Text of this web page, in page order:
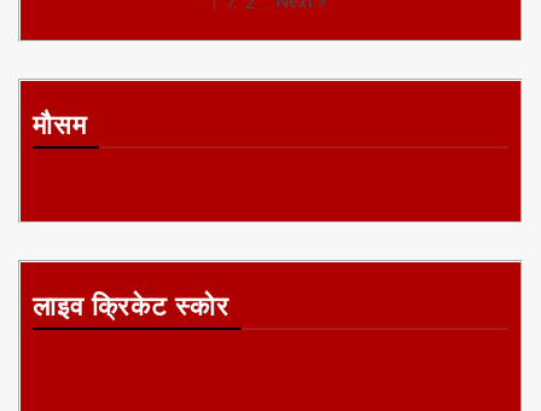
मौसम
लाइव क्रिकेट स्कोर